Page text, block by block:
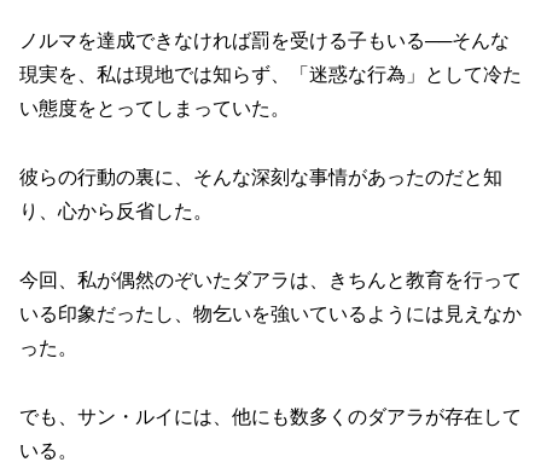
ノルマを達成できなければ罰を受ける子もいる──そんな
現実を、私は現地では知らず、「迷惑な行為」として冷た
い態度をとってしまっていた。
彼らの行動の裏に、そんな深刻な事情があったのだと知
り、心から反省した。
今回、私が偶然のぞいたダアラは、きちんと教育を行って
いる印象だったし、物乞いを強いているようには見えなか
った。
でも、サン・ルイには、他にも数多くのダアラが存在して
いる。